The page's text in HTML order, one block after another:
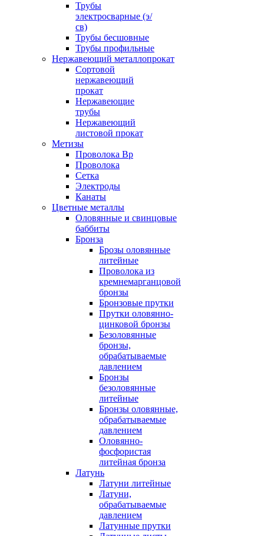
Трубы
электросварные (э/
св)
Трубы бесшовные
Трубы профильные
Нержавеющий металлопрокат
Сортовой
нержавеющий
прокат
Нержавеющие
трубы
Нержавеющий
листовой прокат
Метизы
Проволока Вр
Проволока
Сетка
Электроды
Канаты
Цветные металлы
Оловянные и свинцовые
баббиты
Бронза
Брозы оловянные
литейные
Проволока из
кремнемарганцовой
бронзы
Бронзовые прутки
Прутки оловянно-
цинковой бронзы
Безоловянные
бронзы,
обрабатываемые
давлением
Бронзы
безоловянные
литейные
Бронзы оловянные,
обрабатываемые
давлением
Оловянно-
фосфористая
литейная бронза
Латунь
Латуни литейные
Латуни,
обрабатываемые
давлением
Латунные прутки